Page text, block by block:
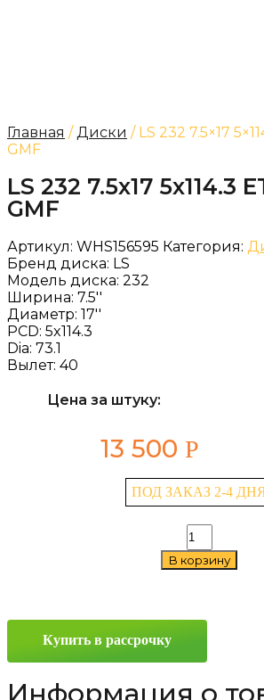
Главная /Диски / LS 232 7.5×17
GMF
LS 232 7.5x17 5x114.3
GMF
Артикул: WHS156595 Категория:
Бренд диска: LS
Модель диска: 232
Ширина: 7.5''
Диаметр: 17''
PCD: 5x114.3
Dia: 73.1
Вылет: 40
Цена за штуку:
13 500 Р
ПОД ЗАКАЗ 2-4
Количество
товара
LS
ET40
GMF
В корзину
Купить в рассрочку
Информация о